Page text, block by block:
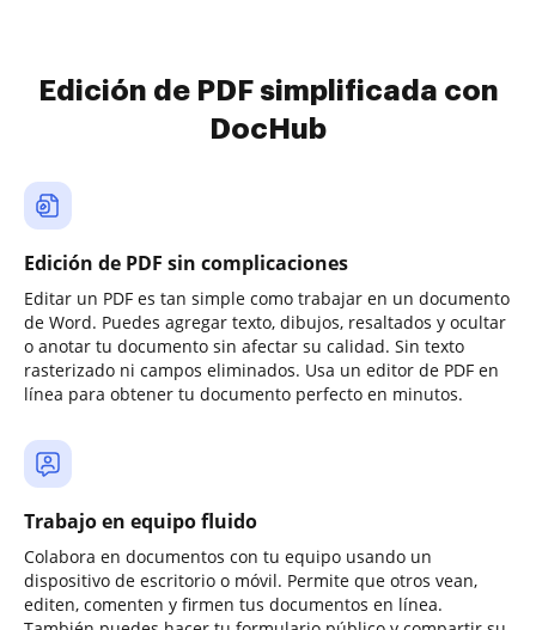
Edición de PDF simplificada con
DocHub
Edición de PDF sin complicaciones
Editar un PDF es tan simple como trabajar en un documento
de Word. Puedes agregar texto, dibujos, resaltados y ocultar
o anotar tu documento sin afectar su calidad. Sin texto
rasterizado ni campos eliminados. Usa un editor de PDF en
línea para obtener tu documento perfecto en minutos.
Trabajo en equipo fluido
Colabora en documentos con tu equipo usando un
dispositivo de escritorio o móvil. Permite que otros vean,
editen, comenten y firmen tus documentos en línea.